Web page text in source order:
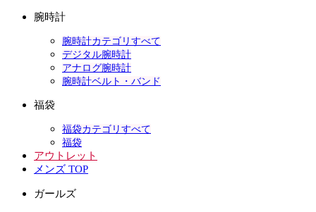
腕時計
腕時計カテゴリすべて
デジタル腕時計
アナログ腕時計
腕時計ベルト・バンド
福袋
福袋カテゴリすべて
福袋
アウトレット
メンズ TOP
ガールズ